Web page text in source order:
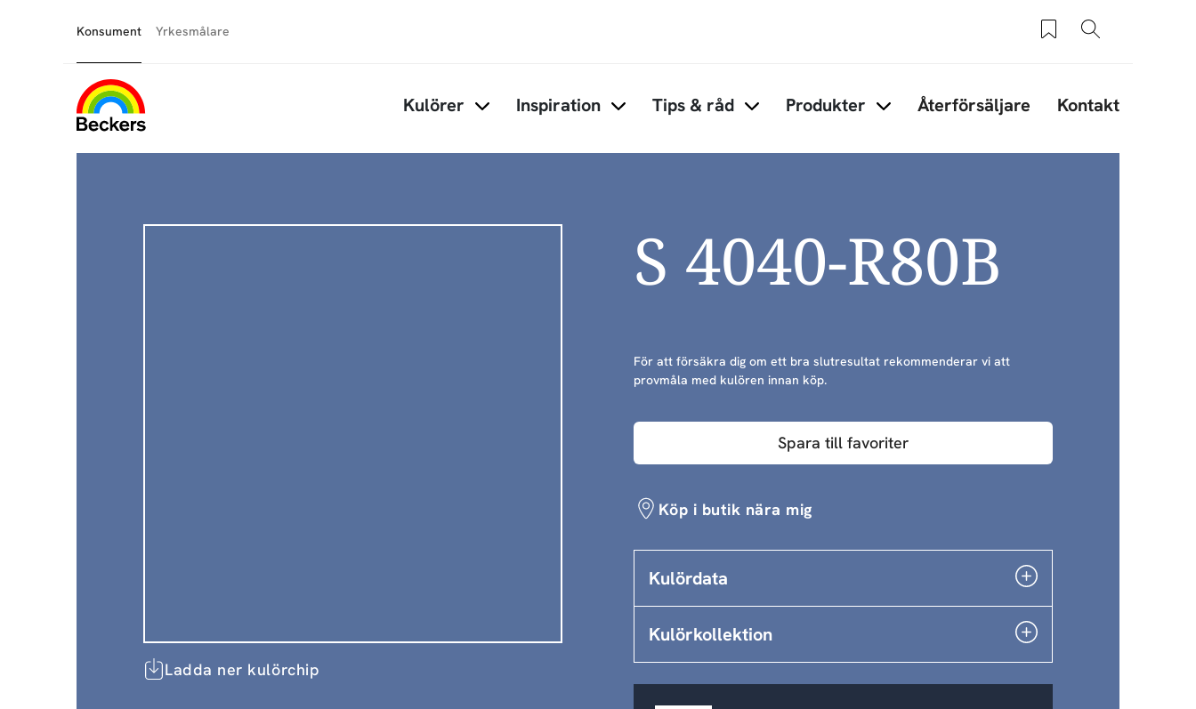
Konsument Yrkesmålare Sparade produkter
Sök
Kulörer Inspiration Tips & råd Produkter Återförsäljare Kontakt
S 4040-R80B
Ladda ner kulörchip
För att försäkra dig om ett bra slutresultat rekommenderar vi att
provmåla med kulören innan köp.
Spara till favoriter
Köp i butik nära mig
Kulördata
Kulörkollektion